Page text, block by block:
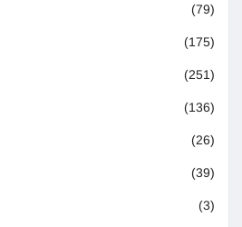
(79)
(175)
(251)
(136)
(26)
(39)
(3)